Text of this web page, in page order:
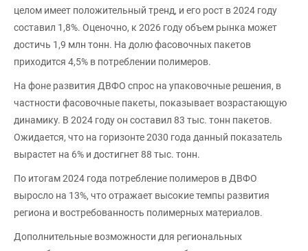
целом имеет положительный тренд, и его рост в 2024 году
составил 1,8%. Оценочно, к 2026 году объем рынка может
достичь 1,9 млн тонн. На долю фасовочных пакетов
приходится 4,5% в потреблении полимеров.
На фоне развития ДВФО спрос на упаковочные решения, в
частности фасовочные пакеты, показывает возрастающую
динамику. В 2024 году он составил 83 тыс. тонн пакетов.
Ожидается, что на горизонте 2030 года данный показатель
вырастет на 6% и достигнет 88 тыс. тонн.
По итогам 2024 года потребление полимеров в ДВФО
выросло на 13%, что отражает высокие темпы развития
региона и востребованность полимерных материалов.
Дополнительные возможности для региональных